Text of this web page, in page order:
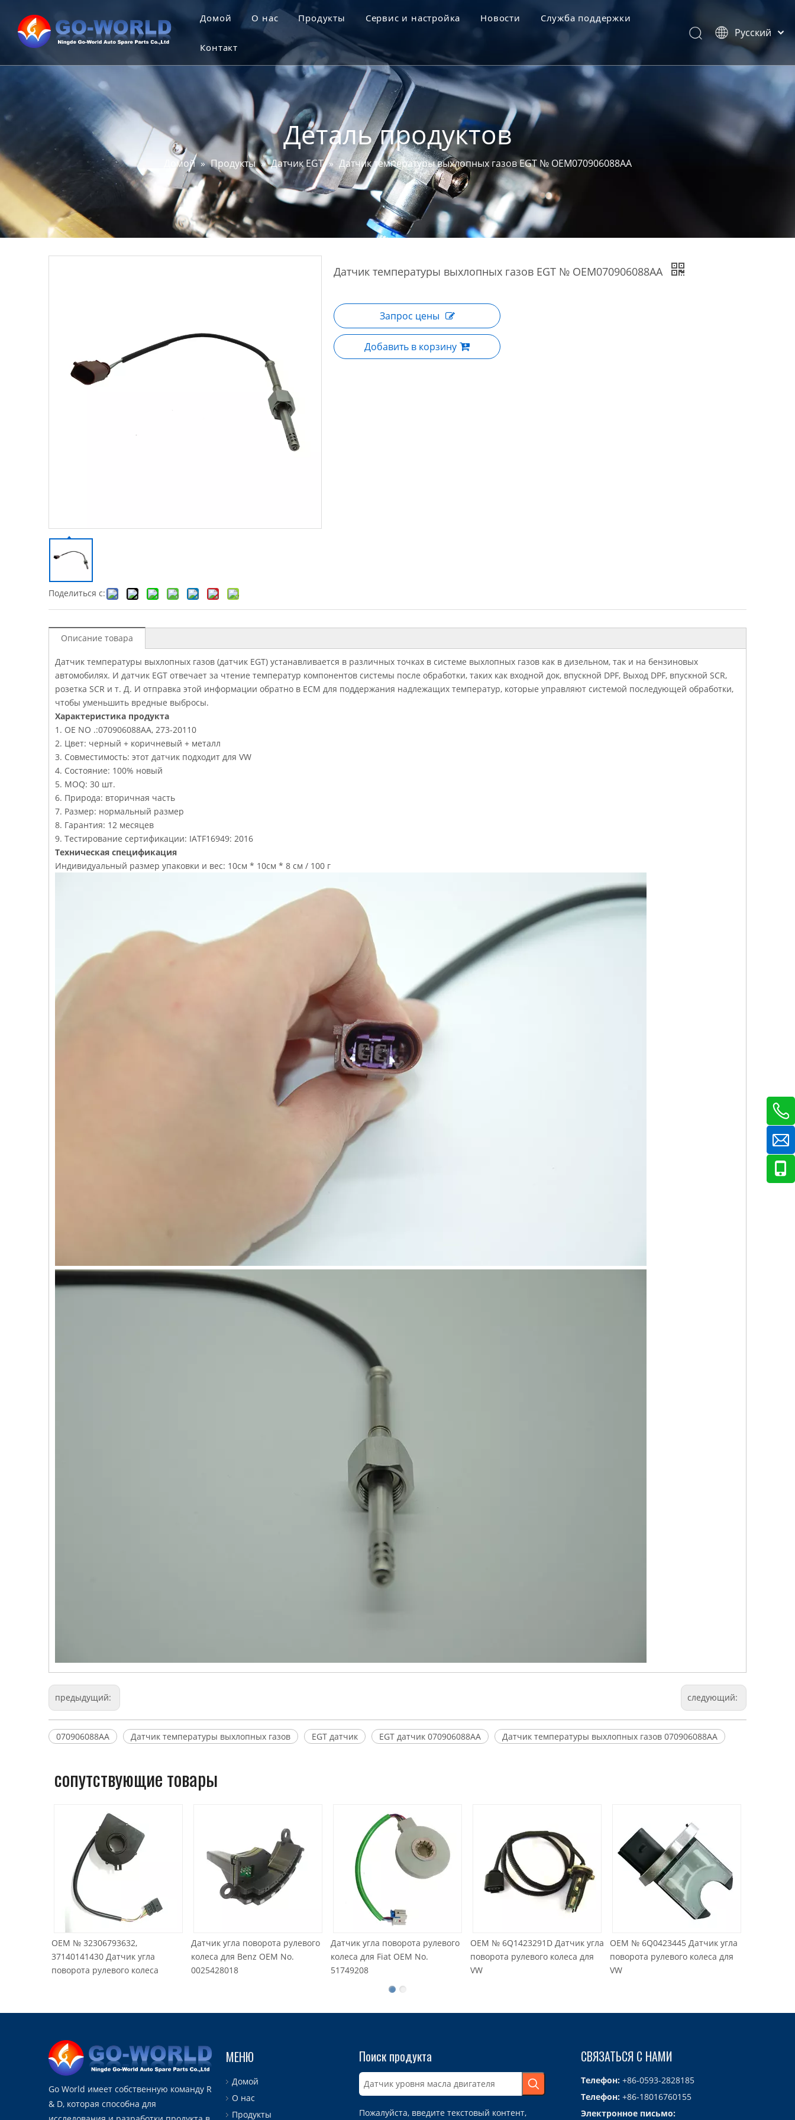
Домой O нас
Профиль Go-World
НИОКР
Испытания и сертификаты
Продукты
Датчик уровня моторного масла
Датчик MAP
Датчик угла поворота рулевого колеса
Датчик DPF
Датчик EGT
Датчик свечи накаливания
Сервис и настройка Новости Служба поддержки
категории товаров
Обратная связь
Контакт
Pусский
Português
Español
Latine
Français
简体中文
English
Деталь продуктов
Домой » Продукты » Датчик EGT » Датчик температуры выхлопных газов EGT № OEM070906088AA
Поделиться с:
Датчик температуры выхлопных газов EGT № OEM070906088AA
Запрос цены
Добавить в корзину
Описание товара
Датчик температуры выхлопных газов (датчик EGT) устанавливается в различных точках в системе выхлопных газов как в дизельном, так и на бензиновых
автомобилях. И датчик EGT отвечает за чтение температур компонентов системы после обработки, таких как входной док, впускной DPF, Выход DPF, впускной SCR,
розетка SCR и т. Д. И отправка этой информации обратно в ECM для поддержания надлежащих температур, которые управляют системой последующей обработки,
чтобы уменьшить вредные выбросы.
Характеристика продукта
1. OE NO .:070906088AA, 273-20110
2. Цвет: черный + коричневый + металл
3. Совместимость: этот датчик подходит для VW
4. Состояние: 100% новый
5. MOQ: 30 шт.
6. Природа: вторичная часть
7. Размер: нормальный размер
8. Гарантия: 12 месяцев
9. Тестирование сертификации: IATF16949: 2016
Техническая спецификация
Индивидуальный размер упаковки и вес: 10см * 10см * 8 см / 100 г
предыдущий: следующий:
070906088AA Датчик температуры выхлопных газов EGT датчик EGT датчик 070906088AA Датчик температуры выхлопных газов 070906088AA
сопутствующие товары
№ 32306793632,
Датчик угла
рулевого колеса
Датчик угла поворота рулевого
колеса для Benz OEM No.
0025428018
Датчик угла поворота рулевого
колеса для Fiat OEM No.
OEM № 6Q1423291D Датчик угла
поворота рулевого колеса для
OEM № 6Q0423445 Датчик угла
поворота рулевого колеса для
Датчик давления в
MAP OEM № 04896003AA
Go World имеет собственную команду R
& D, которая способна для
МЕНЮ
Домой
О нас
Продукты
Поиск продукта
Пожалуйста, введите текстовый контент,
СВЯЗАТЬСЯ С НАМИ
Телефон: +86-0593-2828185
Телефон: +86-18016760155
Электронное письмо: